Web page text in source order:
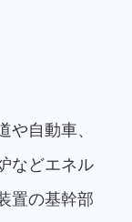
自動車、
などエネル
置の基幹部